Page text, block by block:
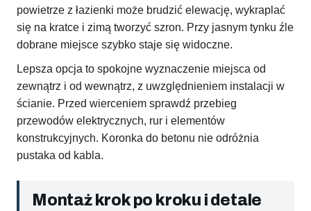
powietrze z łazienki może brudzić elewację, wykraplać
się na kratce i zimą tworzyć szron. Przy jasnym tynku źle
dobrane miejsce szybko staje się widoczne.
Lepsza opcja to spokojne wyznaczenie miejsca od
zewnątrz i od wewnątrz, z uwzględnieniem instalacji w
ścianie. Przed wierceniem sprawdź przebieg
przewodów elektrycznych, rur i elementów
konstrukcyjnych. Koronka do betonu nie odróżnia
pustaka od kabla.
Montaż krok po kroku i detale